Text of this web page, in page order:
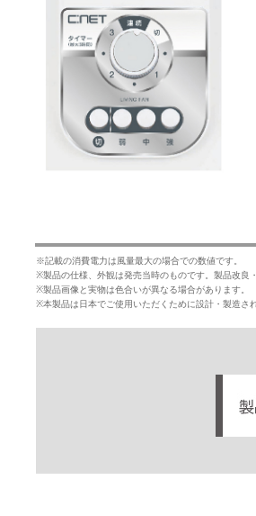
※記載の消費電力は風量最大の場合での数値です。
※製品の仕様、外観は発売当時のものです。製品改良
※製品画像と実物は色合いが異なる場合があります。
※本製品は日本でご使用いただくために設計・製造さ